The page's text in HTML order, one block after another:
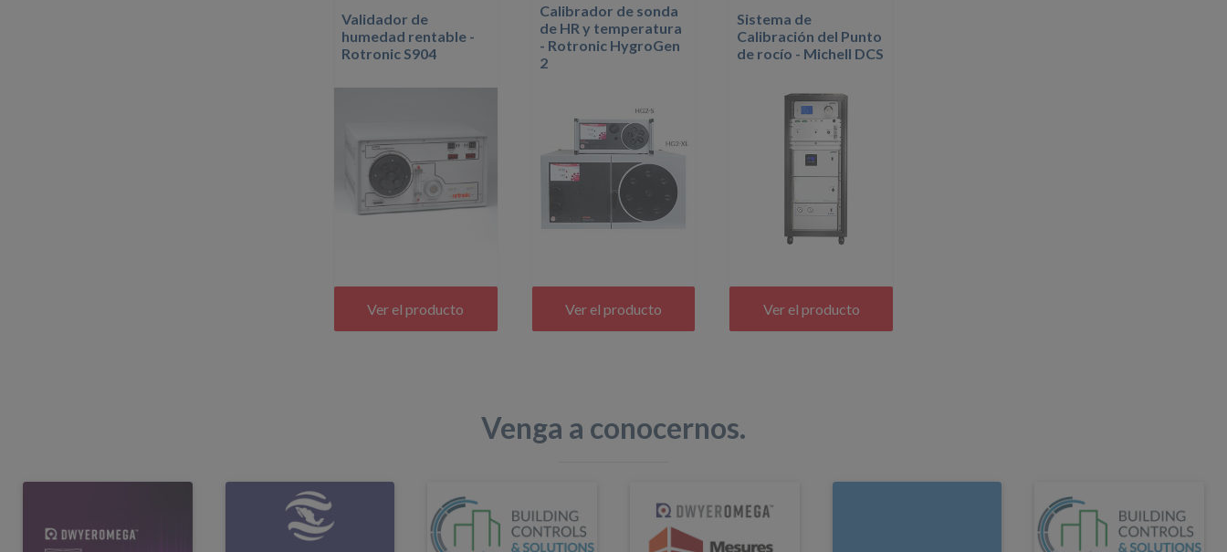
Validador de
humedad rentable -
Rotronic S904
Ver el producto
Calibrador de sonda
de HR y temperatura
- Rotronic HygroGen
2
Ver el producto
Sistema de
Calibración del Punto
de rocío - Michell DCS
Ver el producto
Venga a conocernos.